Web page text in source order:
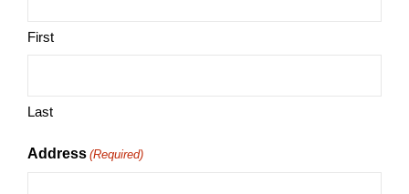
First
Last
Address (Required)